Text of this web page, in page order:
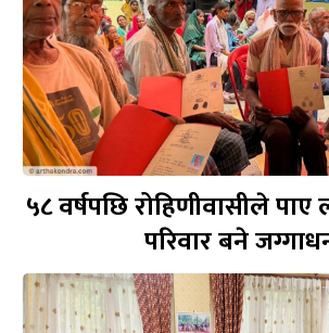
५८ वर्षपछि रोहिणीवासीले
परिवार बने